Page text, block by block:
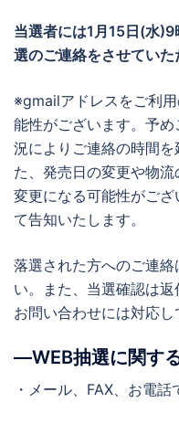
当選者には1月15日(水)9
選のご連絡をさせていた
※gmailアドレスをご利
能性がございます。予
況によりご連絡の時間
た、発売日の変更や物
変更になる可能性がご
て告知いたします。
落選された方へのご連
い。また、当選確認は
お問い合わせには対応し
―WEB抽選に関す
・メール、FAX、お電話